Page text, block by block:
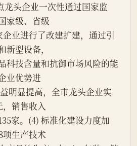
龙头企业一次性通过国家监
家级、省级
业进行了改建扩建，通过引
型设备，
科技含量和抗御市场风险的能
业优势进
明显提高，全市龙头企业实
销售收入
家。(4) 标准化建设力度加
项生产技术